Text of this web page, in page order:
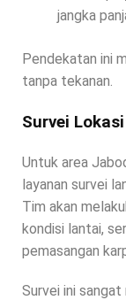
jangka
Pendekatan ini
tanpa tekanan.
Survei
Untuk area
layanan survei
Tim akan
kondisi lantai,
pemasangan
Survei ini